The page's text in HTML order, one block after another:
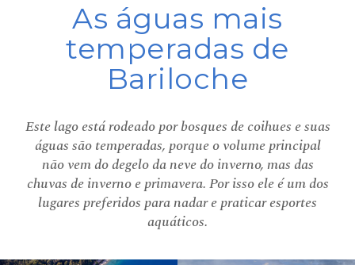
As águas mais
temperadas de
Bariloche
Este lago está rodeado por bosques de coihues e suas
águas são temperadas, porque o volume principal
não vem do degelo da neve do inverno, mas das
chuvas de inverno e primavera. Por isso ele é um dos
lugares preferidos para nadar e praticar esportes
aquáticos.